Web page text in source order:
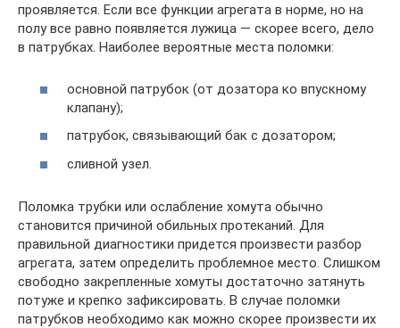
проявляется. Если все функции агрегата в норме, но на
полу все равно появляется лужица — скорее всего, дело
в патрубках. Наиболее вероятные места поломки:
основной патрубок (от дозатора ко впускному
клапану);
патрубок, связывающий бак с дозатором;
сливной узел.
Поломка трубки или ослабление хомута обычно
становится причиной обильных протеканий. Для
правильной диагностики придется произвести разбор
агрегата, затем определить проблемное место. Слишком
свободно закрепленные хомуты достаточно затянуть
потуже и крепко зафиксировать. В случае поломки
патрубков необходимо как можно скорее произвести их